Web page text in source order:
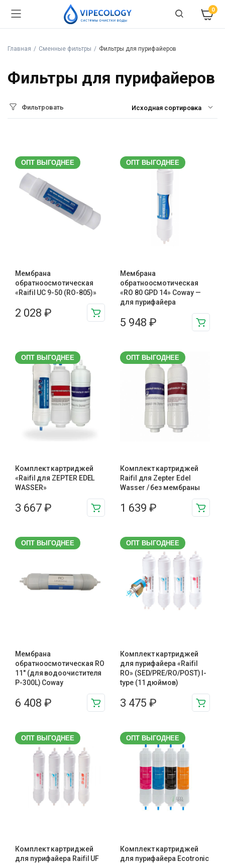
0
Главная Сменные фильтры Фильтры для пурифайеров
Фильтры для пурифайеров
Фильтровать
ОПТ ВЫГОДНЕЕ
Мембрана
обратноосмотическая
«Raifil UC 9-50 (RO-805)»
2 028 ₽
ОПТ ВЫГОДНЕЕ
Мембрана
обратноосмотическая
«RO 80 GPD 14» Coway —
для пурифайера
5 948 ₽
ОПТ ВЫГОДНЕЕ
Комплект картриджей
«Raifil для ZEPTER EDEL
WASSER»
3 667 ₽
ОПТ ВЫГОДНЕЕ
Комплект картриджей
Raifil для Zepter Edel
Wasser / без мембраны
1 639 ₽
ОПТ ВЫГОДНЕЕ
Мембрана
обратноосмотическая RO
11″ (для водоочистителя
P-300L) Coway
6 408 ₽
ОПТ ВЫГОДНЕЕ
Комплект картриджей
для пурифайера «Raifil
RO» (SED/PRE/RO/POST) I-
type (11 дюймов)
3 475 ₽
ОПТ ВЫГОДНЕЕ
Комплект картриджей
для пурифайера Raifil UF
ОПТ ВЫГОДНЕЕ
Комплект картриджей
для пурифайера Ecotronic